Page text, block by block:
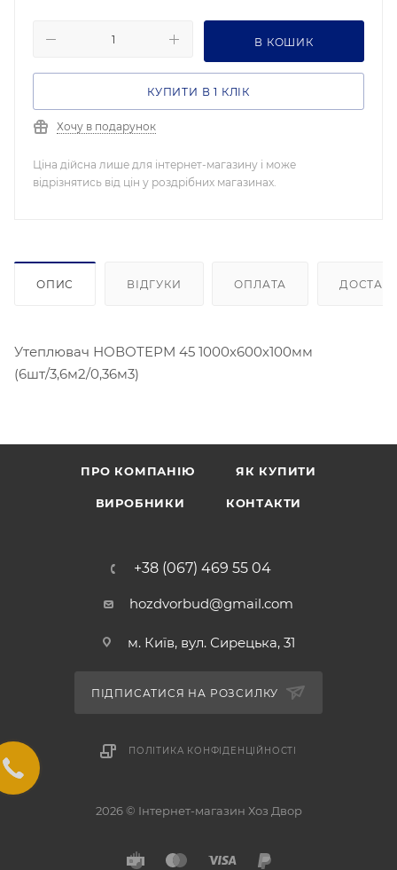
В КОШИК
КУПИТИ В 1 КЛІК
Хочу в подарунок
Ціна дійсна лише для інтернет-магазину і може
відрізнятись від цін у роздрібних магазинах.
ОПИС ВІДГУКИ ОПЛАТА
Утеплювач НОВОТЕРМ 45 1000х600х100мм
(6шт/3,6м2/0,36м3)
ПРО КОМПАНІЮ ЯК КУПИТИ
ВИРОБНИКИ КОНТАКТИ
+38 (067) 469 55 04
hozdvorbud@gmail.com
м. Київ, вул. Сирецька, 31
ПІДПИСАТИСЯ НА РОЗСИЛКУ
ПОЛІТИКА КОНФІДЕНЦІЙНОСТІ
2026 © Інтернет-магазин Хоз Двор